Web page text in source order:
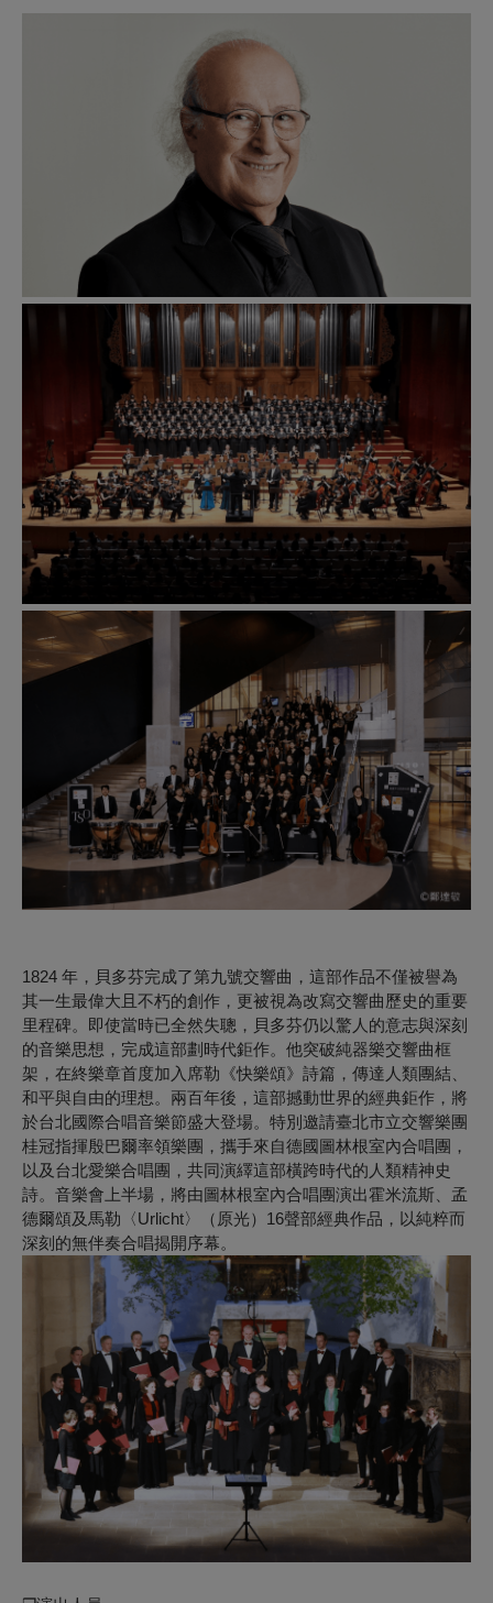
1824 年，貝多芬完成了第九號交響曲，這部作品不僅被譽為
其一生最偉大且不朽的創作，更被視為改寫交響曲歷史的重要
里程碑。即使當時已全然失聰，貝多芬仍以驚人的意志與深刻
的音樂思想，完成這部劃時代鉅作。他突破純器樂交響曲框
架，在終樂章首度加入席勒《快樂頌》詩篇，傳達人類團結、
和平與自由的理想。兩百年後，這部撼動世界的經典鉅作，將
於台北國際合唱音樂節盛大登場。特別邀請臺北市立交響樂團
桂冠指揮殷巴爾率領樂團，攜手來自德國圖林根室內合唱團，
以及台北愛樂合唱團，共同演繹這部橫跨時代的人類精神史
詩。音樂會上半場，將由圖林根室內合唱團演出霍米流斯、孟
德爾頌及馬勒〈Urlicht〉（原光）16聲部經典作品，以純粹而
深刻的無伴奏合唱揭開序幕。